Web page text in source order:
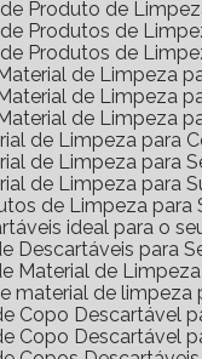
Produto de
Produtos de
Produtos de
de Limpeza
de Limpeza
de Limpeza
de Limpeza para
de Limpeza para
de Limpeza para
de Limpeza para
ideal para o
Descartáveis para
Material de
material de limpeza
Copo Descartável
Copo Descartável